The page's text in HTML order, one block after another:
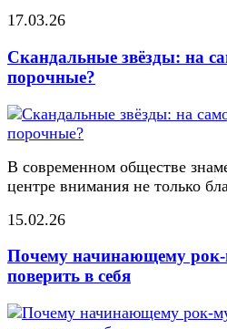
17.03.26
Скандальные звёзды: на
порочные?
В современном обществе
центре внимания не только
15.02.26
Почему начинающему
поверить в себя